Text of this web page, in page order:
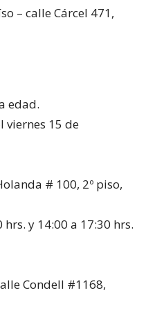
– calle Cárcel 471,
edad.
viernes 15 de
# 100, 2º piso,
hrs. y 14:00 a 17:30 hrs.
Condell #1168,